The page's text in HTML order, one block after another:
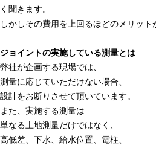
く聞きます。
しかしその費用を上回るほどのメリット
ジョイントの実施している測量とは
弊社が企画する現場では、
測量に応じていただけない場合、
設計をお断りさせて頂いています。
また、実施する測量は
単なる土地測量だけではなく、
高低差、下水、給水位置、電柱、